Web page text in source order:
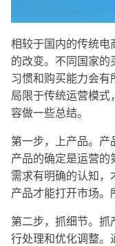
相较于国内的传统电
的改变。不同国家的
习惯和购买能力会
局限于传统运营模式
容做一些总结。
第一步，上产品。产
产品的确定是运营
需求有明确的认知，
产品才能打开市场。
第二步，抓细节。抓
行处理和优化调整。